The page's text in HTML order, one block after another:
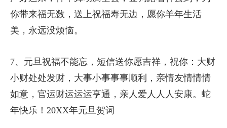
你带来福无数，送上祝福寿无边，愿你羊年生活
美，永远没烦恼。
7、元旦祝福不能忘，短信送你愿吉祥，祝你：大财
小财处处发财，大事小事事事顺利，亲情友情情情
如意，官运财运运运亨通，亲人爱人人人安康。蛇
年快乐！20XX年元旦贺词